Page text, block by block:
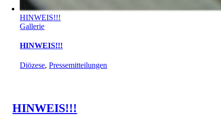
HINWEIS!!!
Gallerie
HINWEIS!!!
Diözese,Pressemitteilungen
HINWEIS!!!